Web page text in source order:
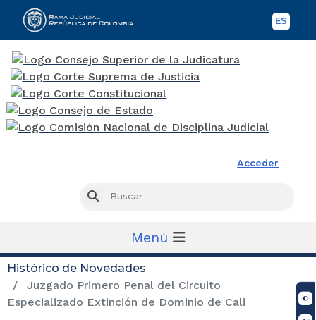
ES
Acceder
Buscar
Menú
Histórico de Novedades
Juzgado Primero Penal del Circuito
Especializado Extinción de Dominio de Cali